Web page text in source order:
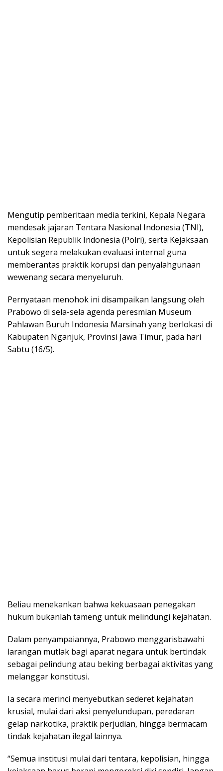
Mengutip pemberitaan media terkini, Kepala Negara
mendesak jajaran Tentara Nasional Indonesia (TNI),
Kepolisian Republik Indonesia (Polri), serta Kejaksaan
untuk segera melakukan evaluasi internal guna
memberantas praktik korupsi dan penyalahgunaan
wewenang secara menyeluruh.
Pernyataan menohok ini disampaikan langsung oleh
Prabowo di sela-sela agenda peresmian Museum
Pahlawan Buruh Indonesia Marsinah yang berlokasi di
Kabupaten Nganjuk, Provinsi Jawa Timur, pada hari
Sabtu (16/5).
Beliau menekankan bahwa kekuasaan penegakan
hukum bukanlah tameng untuk melindungi kejahatan.
Dalam penyampaiannya, Prabowo menggarisbawahi
larangan mutlak bagi aparat negara untuk bertindak
sebagai pelindung atau beking berbagai aktivitas yang
melanggar konstitusi.
Ia secara merinci menyebutkan sederet kejahatan
krusial, mulai dari aksi penyelundupan, peredaran
gelap narkotika, praktik perjudian, hingga bermacam
tindak kejahatan ilegal lainnya.
“Semua institusi mulai dari tentara, kepolisian, hingga